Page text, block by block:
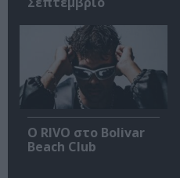
Ο RIVO στο Bolivar
Beach Club